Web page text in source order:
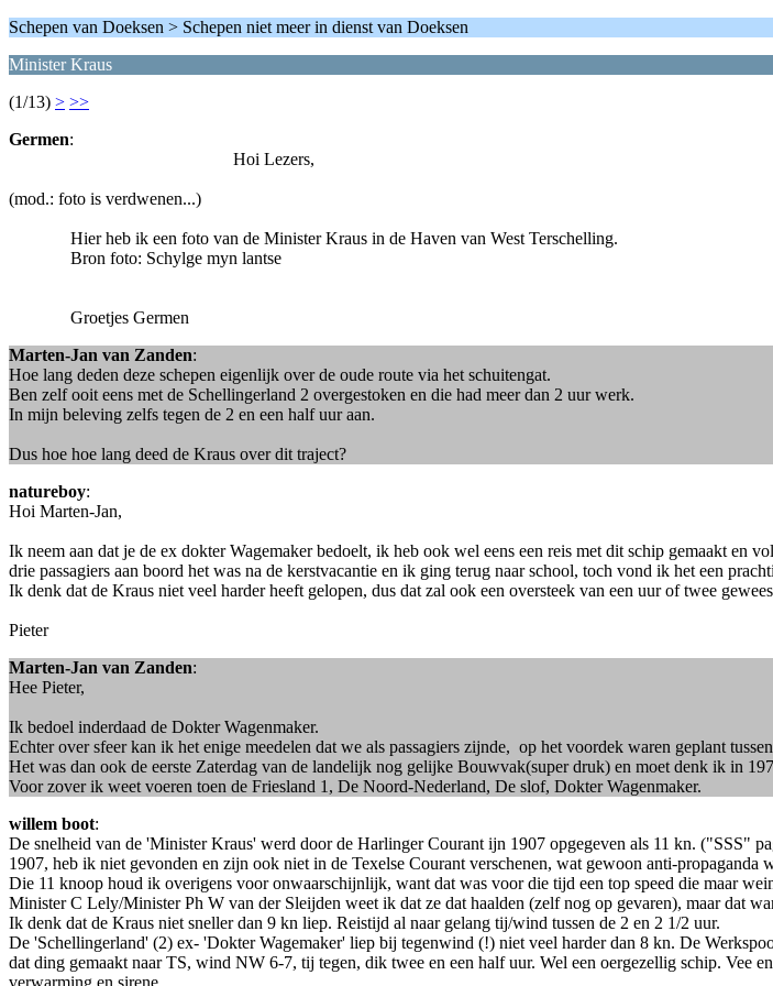
Schepen van Doeksen > Schepen niet meer in dienst van Doeksen
Minister Kraus
(1/13) > >>
Germen:
Hoi Lezers,
(mod.: foto is verdwenen...)
Hier heb ik een foto van de Minister Kraus in de Haven van West Terschelling.
Bron foto: Schylge myn lantse
Groetjes Germen
Marten-Jan van Zanden:
Hoe lang deden deze schepen eigenlijk over de oude route via het schuitengat.
Ben zelf ooit eens met de Schellingerland 2 overgestoken en die had meer dan 2 uur werk.
In mijn beleving zelfs tegen de 2 en een half uur aan.
Dus hoe hoe lang deed de Kraus over dit traject?
natureboy:
Hoi Marten-Jan,
Ik neem aan dat je de ex dokter Wagemaker bedoelt, ik heb ook wel eens een reis met dit schip gemaakt
drie passagiers aan boord het was na de kerstvacantie en ik ging terug naar school, toch vond ik het een
Ik denk dat de Kraus niet veel harder heeft gelopen, dus dat zal ook een oversteek van een uur of twee
Pieter
Marten-Jan van Zanden:
Hee Pieter,
Ik bedoel inderdaad de Dokter Wagenmaker.
Echter over sfeer kan ik het enige meedelen dat we als passagiers zijnde, op het voordek waren geplant
Het was dan ook de eerste Zaterdag van de landelijk nog gelijke Bouwvak(super druk) en moet denk ik in
Voor zover ik weet voeren toen de Friesland 1, De Noord-Nederland, De slof, Dokter Wagenmaker.
willem boot:
De snelheid van de 'Minister Kraus' werd door de Harlinger Courant ijn 1907 opgegeven als 11 kn. ("SSS"
1907, heb ik niet gevonden en zijn ook niet in de Texelse Courant verschenen, wat gewoon anti-propaganda
Die 11 knoop houd ik overigens voor onwaarschijnlijk, want dat was voor die tijd een top speed die maar
Minister C Lely/Minister Ph W van der Sleijden weet ik dat ze dat haalden (zelf nog op gevaren), maar dat
Ik denk dat de Kraus niet sneller dan 9 kn liep. Reistijd al naar gelang tij/wind tussen de 2 en 2 1/2 uur.
De 'Schellingerland' (2) ex- 'Dokter Wagemaker' liep bij tegenwind (!) niet veel harder dan 8 kn. De
dat ding gemaakt naar TS, wind NW 6-7, tij tegen, dik twee en een half uur. Wel een oergezellig schip. Vee
verwarming en sirene.